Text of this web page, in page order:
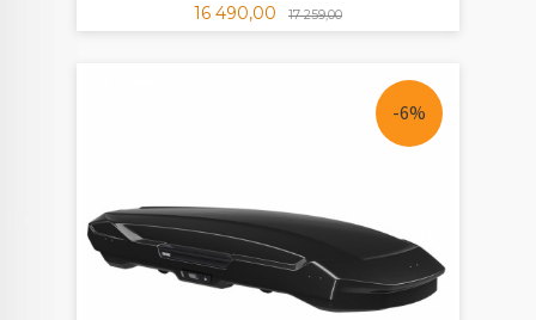
Tilbud
16 490,00 17 259,00Rabatt
-6%